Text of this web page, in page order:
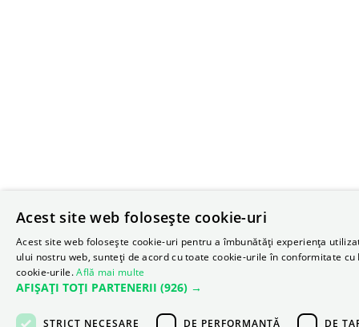
Acest site web folosește cookie-uri
Acest site web folosește cookie-uri pentru a îmbunătăți experiența
ului nostru web, sunteți de acord cu toate cookie-urile în conformitate
cookie-urile.Află mai multe
AFIȘAȚI TOȚI PARTENERII (926) →
STRICT NECESARE DE PERFORMANȚĂ DE